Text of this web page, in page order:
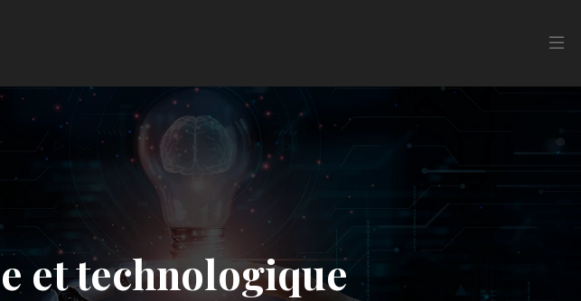
et technologique